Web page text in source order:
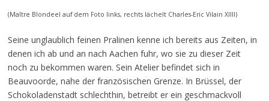
(Maître Blondeel auf dem Foto links, rechts lächelt Charles-Eric Vilain XIIII)
Seine unglaublich feinen Pralinen kenne ich bereits aus Zeiten, in
denen ich ab und an nach Aachen fuhr, wo sie zu dieser Zeit
noch zu bekommen waren. Sein Atelier befindet sich in
Beauvoorde, nahe der französischen Grenze. In Brüssel, der
Schokoladenstadt schlechthin, betreibt er ein geschmackvoll